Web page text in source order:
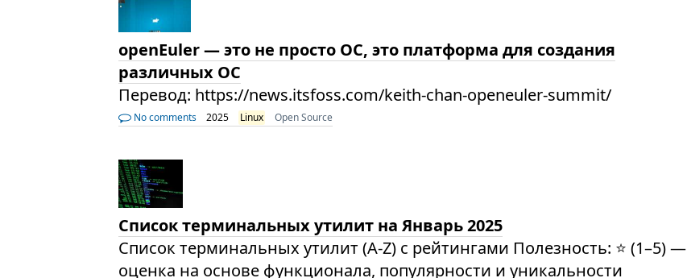
openEuler — это не просто ОС, это платформа для создания
различных ОС
Перевод: https://news.itsfoss.com/keith-chan-openeuler-summit/
No comments 2025 Linux Open Source
Список терминальных утилит на Январь 2025
Список терминальных утилит (A-Z) с рейтингами Полезность: ⭐️ (1–5) —
оценка на основе функционала, популярности и уникальности